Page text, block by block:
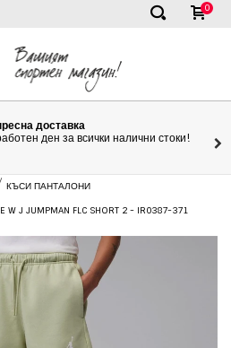
✕
0
доставка
ден за всички налични стоки!
КЪСИ ПАНТАЛОНИ
J JUMPMAN FLC SHORT 2 - IR0387-371